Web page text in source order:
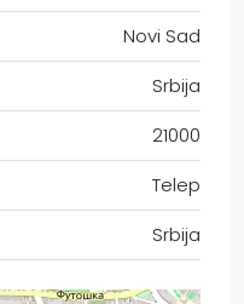
Novi Sad
Srbija
21000
Telep
Srbija